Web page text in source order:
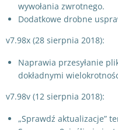
wywołania zwrotnego.
Dodatkowe drobne
v7.98x (28 sierpnia 2018):
Naprawia przesyłanie
dokładnymi
v7.98v (12 sierpnia 2018):
„Sprawdź aktualizacje”